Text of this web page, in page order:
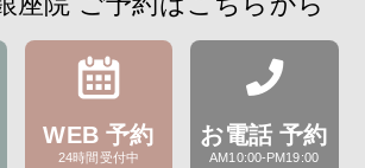
WEB 予約
24時間受付中
お電話 予約
AM10:00-PM19:00